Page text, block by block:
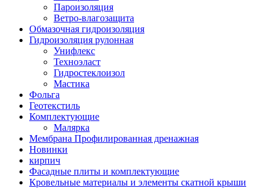
Пароизоляция
Ветро-влагозащита
Обмазочная гидроизоляция
Гидроизоляция рулонная
Унифлекс
Техноэласт
Гидростеклоизол
Мастика
Фольга
Геотекстиль
Комплектующие
Малярка
Мембрана Профилированная дренажная
Новинки
кирпич
Фасадные плиты и комплектующие
Кровельные материалы и элементы скатной крыши